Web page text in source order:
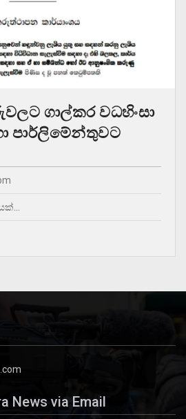
ගාල්කර වධහිංසා
පාර්ලිමේන්තුවට
News via Email